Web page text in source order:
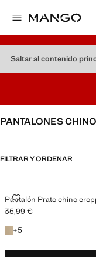
Saltar al contenido
PANTALONES
FILTRAR Y ORDENAR
Pantalón Prato chino
PANTALÓN PRATO
Precio actual [35,99 € ]
35,99 €
+5
+5 colores